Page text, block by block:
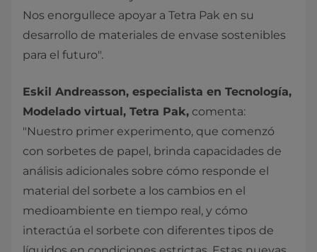
Nos enorgullece apoyar a Tetra Pak en su
desarrollo de materiales de envase sostenibles
para el futuro".
Eskil Andreasson, especialista en Tecnología,
Modelado virtual, Tetra Pak, comenta:
"Nuestro primer experimento, que comenzó
con sorbetes de papel, brinda capacidades de
análisis adicionales sobre cómo responde el
material del sorbete a los cambios en el
medioambiente en tiempo real, y cómo
interactúa el sorbete con diferentes tipos de